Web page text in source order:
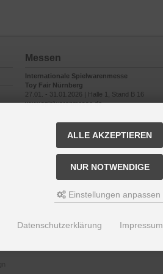
Messen
Internationale Spielwarenmesse
Toy Fair Nürnberg
27.01. - 31.01.2026 | Halle 1, Stand B 16
www.spielwarenmesse.de
ALLE AKZEPTIEREN
NUR NOTWENDIGE
Einstellungen anpassen
Datenschutzerklärung Impressum